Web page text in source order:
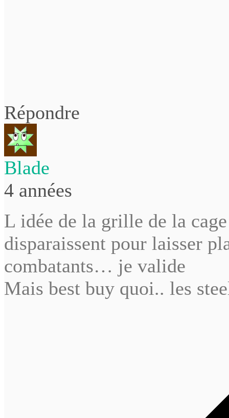
Répondre
Blade
4 années
L idée de la grille de la
disparaissent pour laisser
combatants… je valide
Mais best buy quoi.. les